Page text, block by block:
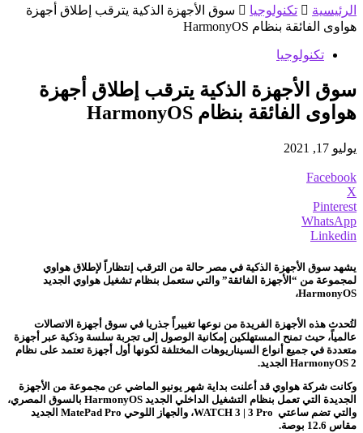
الرئيسية تكنولوجيا
سوق الأجهزة الذكية يترقب إطلاق أجهزة
هواوى الفائقة بنظام HarmonyOS
تكنولوجيا
سوق الأجهزة الذكية يترقب إطلاق أجهزة
هواوى الفائقة بنظام HarmonyOS
يوليو 17, 2021
Facebook
X
Pinterest
WhatsApp
Linkedin
يشهد سوق الأجهزة الذكية في مصر حالة من الترقب إنتظاراً لإطلاق هواوي
لمجموعة من “الأجهزة الفائقة” والتي ستعمل بنظام تشغيل هواوي الجديد
HarmonyOS،
لتُحدث هذه الأجهزة الفريدة من نوعها تغييراً جذريا في سوق أجهزة الاتصالات
عالمياً، حيث تمنح المستهلكين إمكانية الوصول إلى تجربة سلسة وذكية عبر أجهزة
متعددة في جميع أنواع السيناريوهات المختلفة لكونها أول أجهزة تعتمد على نظام
HarmonyOS 2 الجديد.
وكانت شركة هواوي قد أعلنت بداية شهر يونيو الماضي عن مجموعة من الأجهزة
الجديدة التي تعمل بنظام التشغيل الداخلي الجديد HarmonyOS بالسوق المصري،
والتي تضم ساعتي WATCH 3 | 3 Pro، والجهاز اللوحي MatePad Pro الجديد
مقاس 12.6 بوصة.